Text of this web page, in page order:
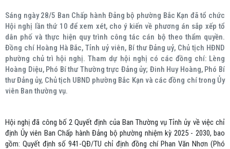
Sáng ngày 28/5 Ban Chấp hành Đảng bộ phường Bắc Kạn đã tổ chức
Hội nghị lần thứ 10 để xem xét, cho ý kiến về phương án sắp xếp tổ
dân phố và thực hiện quy trình công tác cán bộ theo thẩm quyền.
Đồng chí Hoàng Hà Bắc, Tỉnh uỷ viên, Bí thư Đảng uỷ, Chủ tịch HĐND
phường chủ trì hội nghị. Tham dự hội nghị có các đồng chí: Lèng
Hoàng Diệu, Phó Bí thư Thường trực Đảng ủy; Đinh Huy Hoàng, Phó Bí
thư Đảng ủy, Chủ tịch UBND phường Bắc Kạn và các đồng chí trong Ủy
viên Ban thường vụ.
Hội nghị đã công bố 2 Quyết định của Ban Thường vụ Tỉnh ủy về việc chỉ
định Ủy viên Ban Chấp hành Đảng bộ phường nhiệm kỳ 2025 - 2030, bao
gồm: Quyết định số 941-QĐ/TU chỉ định đồng chí Phan Văn Nhơn (Phó